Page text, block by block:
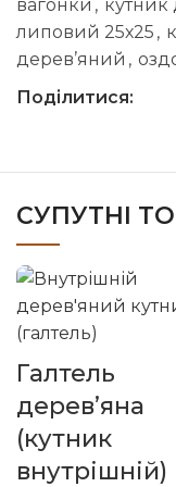
вагонки , кутник
липовий 25х25 ,
дерев’яний ,
Поділитися:
СУПУТНІ
Галтель
дерев’яна
(кутник
внутрішній) |